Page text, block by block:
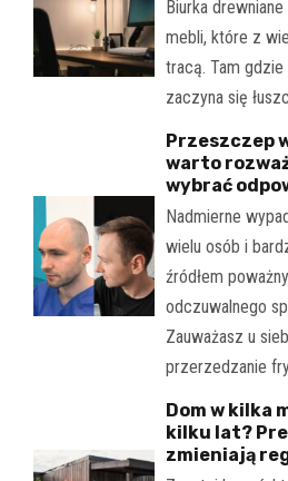
Biurka
mebli, które z
tracą. Tam gdzie
zaczyna się
Przeszczep
warto
wybrać
Nadmierne
wielu osób i
źródłem
odczuwalnego
Zauważasz u
przerzedzanie
Dom w kilka
kilku lat?
zmieniają